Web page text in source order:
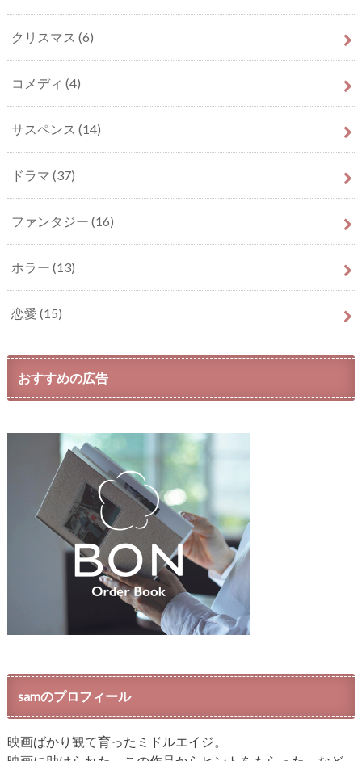
クリスマス (6)
コメディ (4)
サスペンス (14)
ドラマ (37)
ファンタジー (16)
ホラー (13)
恋愛 (15)
おすすめの広告
samのプロフィール
映画ばかり観て育ったミドルエイジ。